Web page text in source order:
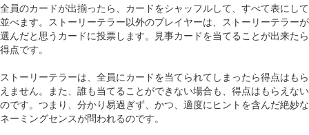
全員のカードが出揃ったら、カードをシャッフルして、すべて表にして
並べます。ストーリーテラー以外のプレイヤーは、ストーリーテラーが
選んだと思うカードに投票します。見事カードを当てることが出来たら
得点です。
ストーリーテラーは、全員にカードを当てられてしまったら得点はもら
えません。また、誰も当てることができない場合も、得点はもらえない
のです。つまり、分かり易過ぎず、かつ、適度にヒントを含んだ絶妙な
ネーミングセンスが問われるのです。